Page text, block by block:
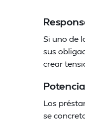
Si uno de
sus
crear
Los
se